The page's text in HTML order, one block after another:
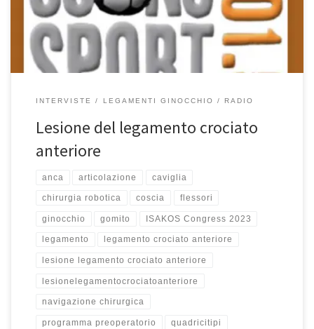
Giallorossa in onda su Centro Suono Sport, il Prof. Franceschi,
direttamente dall’ISAKOS […]
INTERVISTE LEGAMENTI GINOCCHIO RADIO
Lesione del legamento crociato
anteriore
anca articolazione caviglia
chirurgia robotica coscia flessori
ginocchio gomito ISAKOS Congress 2023
legamento legamento crociato anteriore
lesione legamento crociato anteriore
lesionelegamentocrociatoanteriore
navigazione chirurgica
programma preoperatorio quadricitipi